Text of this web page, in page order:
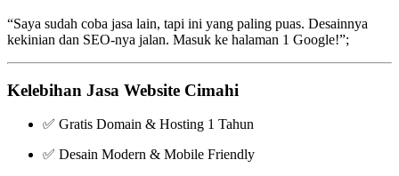
“Saya sudah coba jasa lain, tapi ini yang paling puas. Desainnya
kekinian dan SEO-nya jalan. Masuk ke halaman 1 Google!”;
Kelebihan Jasa Website Cimahi
✅ Gratis Domain & Hosting 1 Tahun
✅ Desain Modern & Mobile Friendly